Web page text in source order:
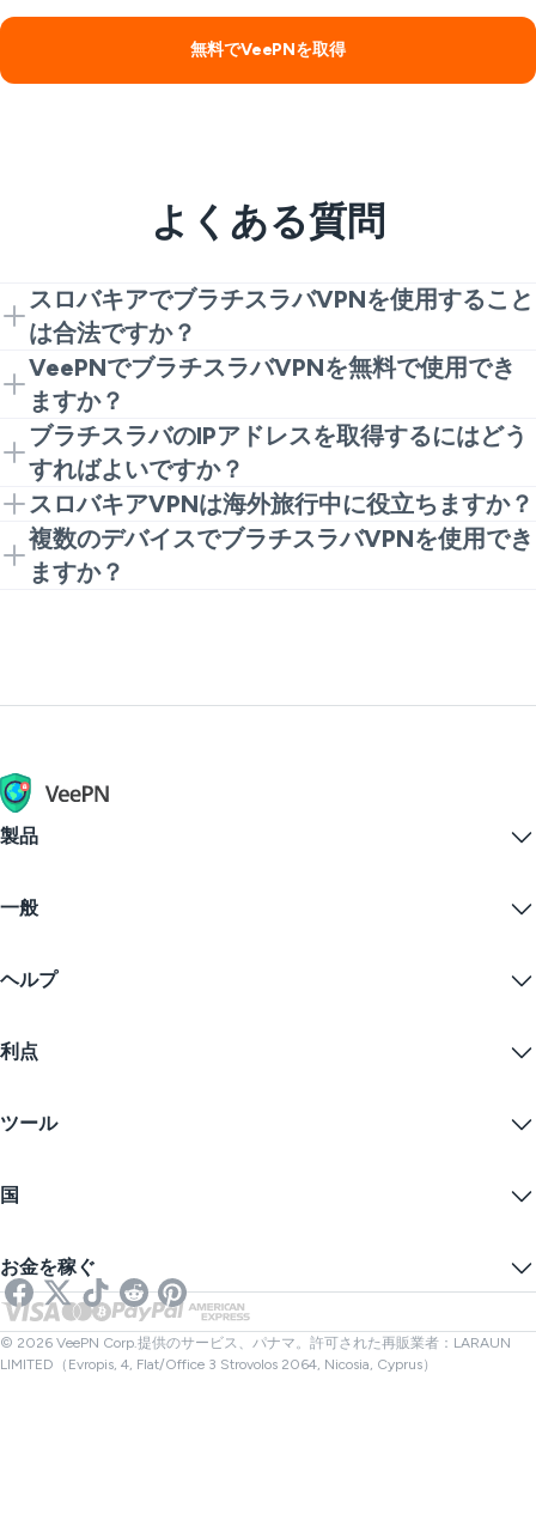
無料でVeePNを取得
よくある質問
スロバキアでブラチスラバVPNを使用すること
は合法ですか？
VPNの使用は、通常のプライバシーとセキュリティの
目的でスロバキアで合法です。ただし、アクセスする
ウェブサイトやサービスのローカル法に従う必要があ
ります。
VeePNでブラチスラバVPNを無料で使用でき
ますか？
VeePNは、VPN保護を迅速に開始するのに役立つ
Chrome拡張機能を提供しています。特定のロケーシ
ョンや機能の利用可能性は、プランや現在のサーバー
オプションに依存する場合があります。
ブラチスラバのIPアドレスを取得するにはどう
すればよいですか？
VeePNをインストールし、アプリまたはブラウザ拡張
機能を開いて、利用可能な場合はブラチスラバまたは
スロバキアのVPNサーバーを選択します。接続される
と、ウェブサイトはあなたの直接のネットワークでは
スロバキアVPNは海外旅行中に役立ちますか？
はい、国外にいる間にスロバキアベースの接続でブラ
ウジングするのに役立ちます。これは、馴染みのある
現地サービス、アカウントアクセス、ホテルや空港の
複数のデバイスでブラチスラバVPNを使用でき
ますか？
製品
VPN for macOS
iOS VPN
Firefox
無料VPN
一般
VPNダウンロード
価格
学生割引
ブログ
ヘルプ
お問い合わせ
プライバシーポリシー
クッキープリファレンス
利点
インターネットプライバシー
匿名IP
ストリーミング用VPN
Netflix用VPN
ツール
あなたのIPを隠す
オンラインSMS
リンクチェッカー
ファイルチェック
国
イギリスVPN
カナダVPN
トルコVPN
お金を稼ぐ
アフィリエイト
© 2026 VeePN Corp.提供のサービス、パナマ。許可された再販業者：LARAUN
LIMITED（Evropis, 4, Flat/Office 3 Strovolos 2064, Nicosia, Cyprus）